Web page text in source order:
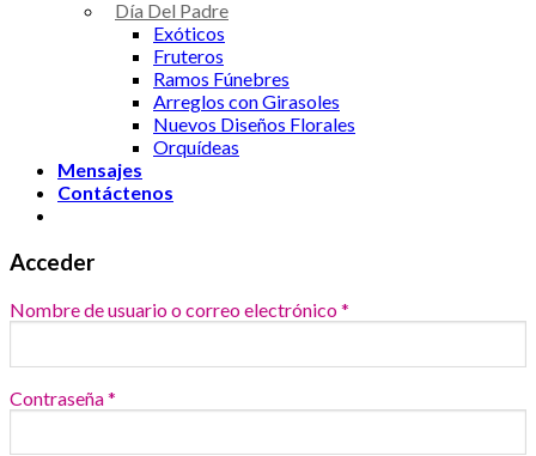
Día Del Padre
Exóticos
Fruteros
Ramos Fúnebres
Arreglos con Girasoles
Nuevos Diseños Florales
Orquídeas
Mensajes
Contáctenos
Acceder
Nombre de usuario o correo electrónico*
Contraseña*